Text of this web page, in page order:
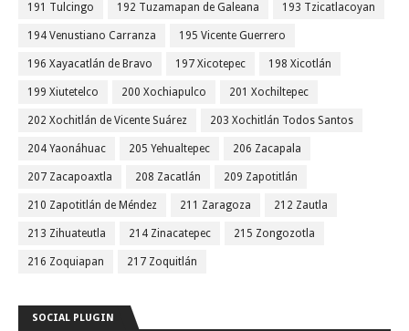
191 Tulcingo 192 Tuzamapan de Galeana 193 Tzicatlacoyan
194 Venustiano Carranza 195 Vicente Guerrero
196 Xayacatlán de Bravo 197 Xicotepec 198 Xicotlán
199 Xiutetelco 200 Xochiapulco 201 Xochiltepec
202 Xochitlán de Vicente Suárez 203 Xochitlán Todos Santos
204 Yaonáhuac 205 Yehualtepec 206 Zacapala
207 Zacapoaxtla 208 Zacatlán 209 Zapotitlán
210 Zapotitlán de Méndez 211 Zaragoza 212 Zautla
213 Zihuateutla 214 Zinacatepec 215 Zongozotla
216 Zoquiapan 217 Zoquitlán
SOCIAL PLUGIN